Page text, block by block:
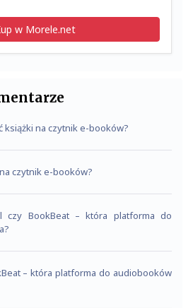
w Morele.net
książki na czytnik e-booków?
czytnik e-booków?
czy BookBeat – która platforma do
– która platforma do audiobooków